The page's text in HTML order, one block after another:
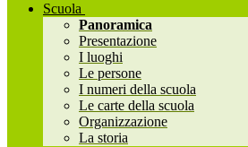
Scuola
Panoramica
Presentazione
I luoghi
Le persone
I numeri della scuola
Le carte della scuola
Organizzazione
La storia